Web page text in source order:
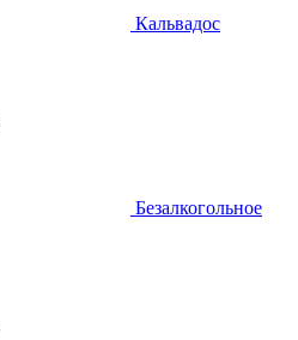
Кальвадос
Безалкогольное